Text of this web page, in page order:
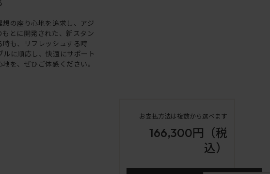
の座り心地を追求し、アジ
とに開発された、新スタン
も、リフレッシュする時
に順応し、快適にサポート
を、ぜひご体感ください。
お支払方法は複数から選べます
166,300円 （税
込）